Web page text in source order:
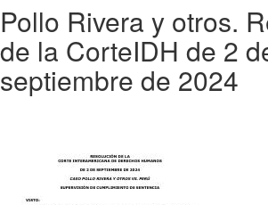
Pollo Rivera y otros.
de la CorteIDH de 2
septiembre de 2024